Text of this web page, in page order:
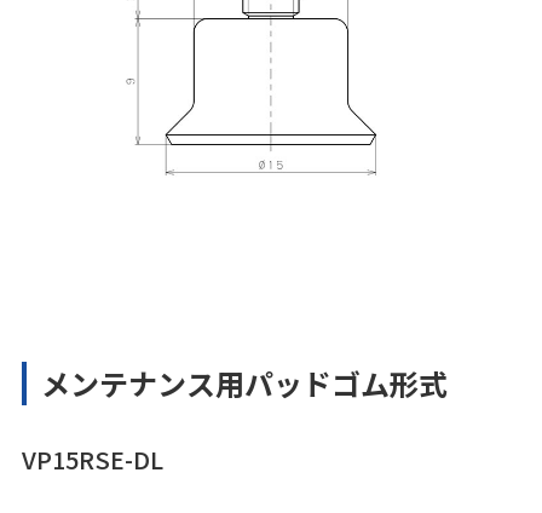
メンテナンス用パッドゴム形式
VP15RSE-DL